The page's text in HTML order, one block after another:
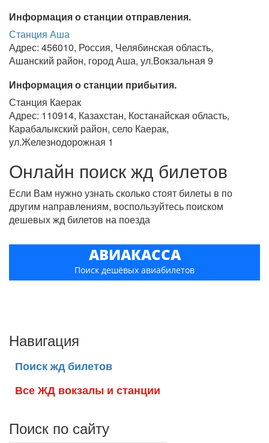
Информация о станции отправления.
Станция Аша
Адрес: 456010, Россия, Челябинская область,
Ашанский район, город Аша, ул.Вокзальная 9
Информация о станции прибытия.
Станция Каерак
Адрес: 110914, Казахстан, Костанайская область,
Карабалыкский район, село Каерак,
ул.Железнодорожная 1
Онлайн поиск жд билетов
Если Вам нужно узнать сколько стоят билеты в по
другим направлениям, воспользуйтесь поиском
дешевых жд билетов на поезда
АВИАКАССА
Поиск дешёвых авиабилетов
Навигация
Поиск жд билетов
Все ЖД вокзалы и станции
Поиск по сайту